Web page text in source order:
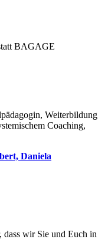
BAGAGE
Weiterbildung
Coaching,
Daniela
wir Sie und Euch in